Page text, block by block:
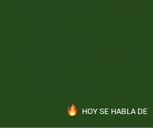
HOY SE HABLA DE